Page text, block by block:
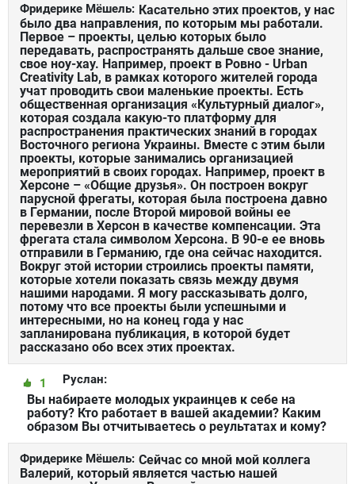
Фридерике Мёшель: Касательно этих проектов, у нас
было два направления, по которым мы работали.
Первое – проекты, целью которых было
передавать, распространять дальше свое знание,
свое ноу-хау. Например, проект в Ровно - Urban
Creativity Lab, в рамках которого жителей города
учат проводить свои маленькие проекты. Есть
общественная организация «Культурный диалог»,
которая создала какую-то платформу для
распространения практических знаний в городах
Восточного региона Украины. Вместе с этим были
проекты, которые занимались организацией
мероприятий в своих городах. Например, проект в
Херсоне – «Общие друзья». Он построен вокруг
парусной фрегаты, которая была построена давно
в Германии, после Второй мировой войны ее
перевезли в Херсон в качестве компенсации. Эта
фрегата стала символом Херсона. В 90-е ее вновь
отправили в Германию, где она сейчас находится.
Вокруг этой истории строились проекты памяти,
которые хотели показать связь между двумя
нашими народами. Я могу рассказывать долго,
потому что все проекты были успешными и
интересными, но на конец года у нас
запланирована публикация, в которой будет
рассказано обо всех этих проектах.
Руслан:
1
Вы набираете молодых украинцев к себе на
работу? Кто работает в вашей академии? Каким
образом Вы отчитываетесь о реультатах и кому?
Фридерике Мёшель: Сейчас со мной мой коллега
Валерий, который является частью нашей